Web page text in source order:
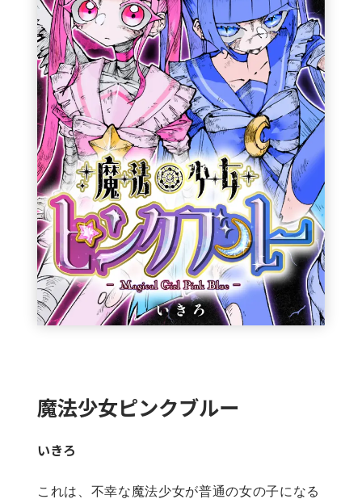
魔法少女ピンクブルー
いきろ
これは、不幸な魔法少女が普通の女の子になる